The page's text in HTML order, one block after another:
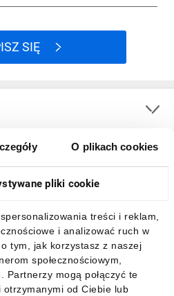
O plikach cookies
pliki cookie
treści i reklam,
i analizować ruch w
tym, jak korzystasz z naszej
społecznościowym,
Partnerzy mogą połączyć te
od Ciebie lub
SIĘ
aplikację mobilną: